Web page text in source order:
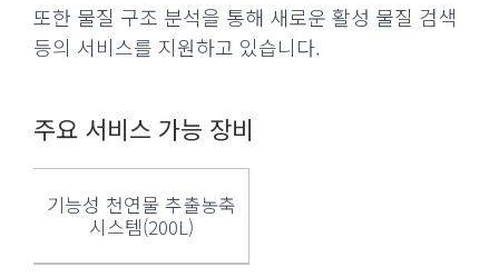
또한 물질 구조 분석을 통해 새로운 활성 물질 검색
등의 서비스를 지원하고 있습니다.
주요 서비스 가능 장비
기능성 천연물 추출농축
시스템(200L)